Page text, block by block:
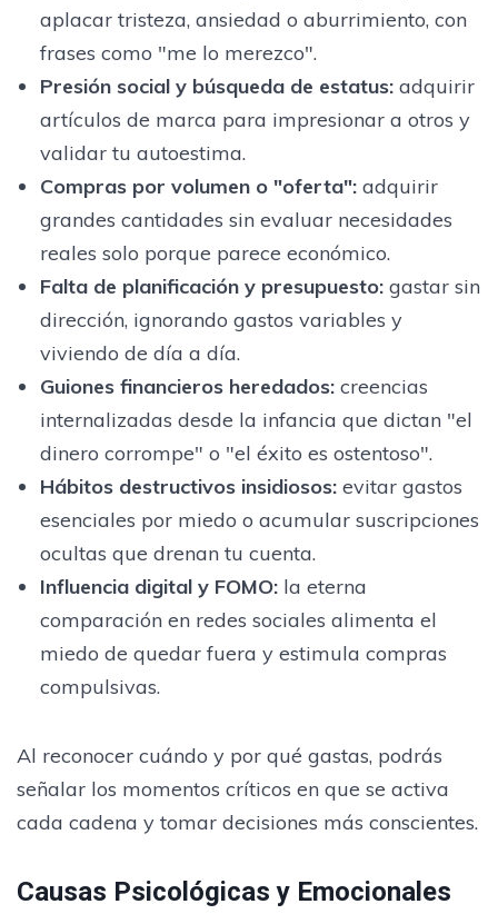
aplacar tristeza, ansiedad o aburrimiento, con
frases como "me lo merezco".
Presión social y búsqueda de estatus:adquirir
artículos de marca para impresionar a otros y
validar tu autoestima.
Compras por volumen o "oferta":adquirir
grandes cantidades sin evaluar necesidades
reales solo porque parece económico.
Falta de planificación y presupuesto:gastar sin
dirección, ignorando gastos variables y
viviendo de día a día.
Guiones financieros heredados:creencias
internalizadas desde la infancia que dictan "el
dinero corrompe" o "el éxito es ostentoso".
Hábitos destructivos insidiosos:evitar gastos
esenciales por miedo o acumular suscripciones
ocultas que drenan tu cuenta.
Influencia digital y FOMO:la eterna
comparación en redes sociales alimenta el
miedo de quedar fuera y estimula compras
compulsivas.
Al reconocer cuándo y por qué gastas, podrás
señalar los momentos críticos en que se activa
cada cadena y tomar decisiones más conscientes.
Causas Psicológicas y Emocionales